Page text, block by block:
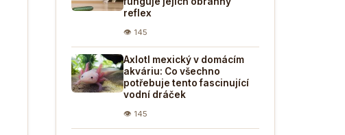
reflex
👁 145
Axlotl mexický v domácím
akváriu: Co všechno
potřebuje tento fascinující
vodní dráček
👁 145